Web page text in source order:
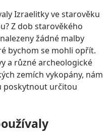
Izraelitky ve starověku
Z dob starověkého
žádné malby
bychom se mohli opřít.
a různé archeologické
zemích vykopány, nám
poskytnout určitou